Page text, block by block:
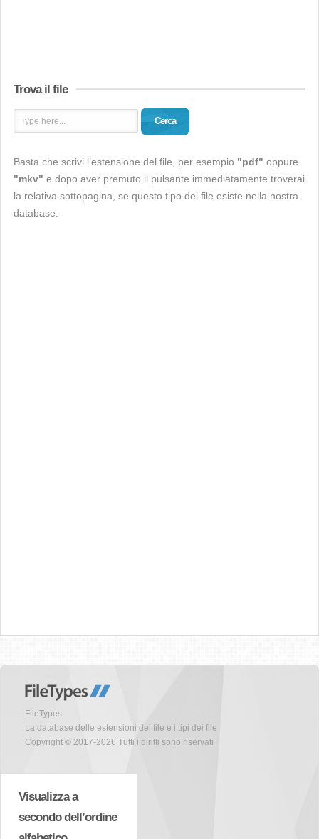
Trova il file
Cerca
Basta che scrivi l’estensione del file, per esempio "pdf" oppure
"mkv" e dopo aver premuto il pulsante immediatamente troverai
la relativa sottopagina, se questo tipo del file esiste nella nostra
database.
FileTypes
La database delle estensioni dei file e i tipi dei file
Copyright © 2017-2026 Tutti i diritti sono riservati
Visualizza a
secondo dell’ordine